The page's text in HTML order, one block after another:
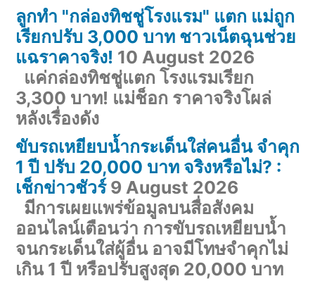
ลูกทำ "กล่องทิชชู่โรงแรม" แตก แม่ถูก
เรียกปรับ 3,000 บาท ชาวเน็ตฉุนช่วย
แฉราคาจริง! 10 August 2026
แค่กล่องทิชชู่แตก โรงแรมเรียก
3,300 บาท! แม่ช็อก ราคาจริงโผล่
หลังเรื่องดัง
ขับรถเหยียบน้ำกระเด็นใส่คนอื่น จำคุก
1 ปี ปรับ 20,000 บาท จริงหรือไม่? :
เช็กข่าวชัวร์ 9 August 2026
มีการเผยแพร่ข้อมูลบนสื่อสังคม
ออนไลน์เตือนว่า การขับรถเหยียบน้ำ
จนกระเด็นใส่ผู้อื่น อาจมีโทษจำคุกไม่
เกิน 1 ปี หรือปรับสูงสุด 20,000 บาท